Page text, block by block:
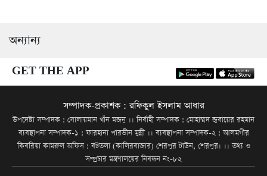
অন্যান্য
GET THE APP
সম্পাদক-প্রকাশক : রফিকুল ইসলাম আধার
উপদেষ্টা সম্পাদক : সোলায়মান খাঁন মজনু ।। নির্বাহী সম্পাদক : মোহাম্মদ জুবায়ের রহমান
ব্যবস্থাপনা সম্পাদক-১ : ফারহানা পারভীন মুন্নী ।। ব্যবস্থাপনা সম্পাদক-২ : আলমগীর
কিবরিয়া কামরুল অফিস : বটতলা (কালিরবাজার) শেরপুর টাউন, শেরপুর। ।। তথ্য ও
সম্প্রচার মন্ত্রণালয়ের নিবন্ধন নং-৮২